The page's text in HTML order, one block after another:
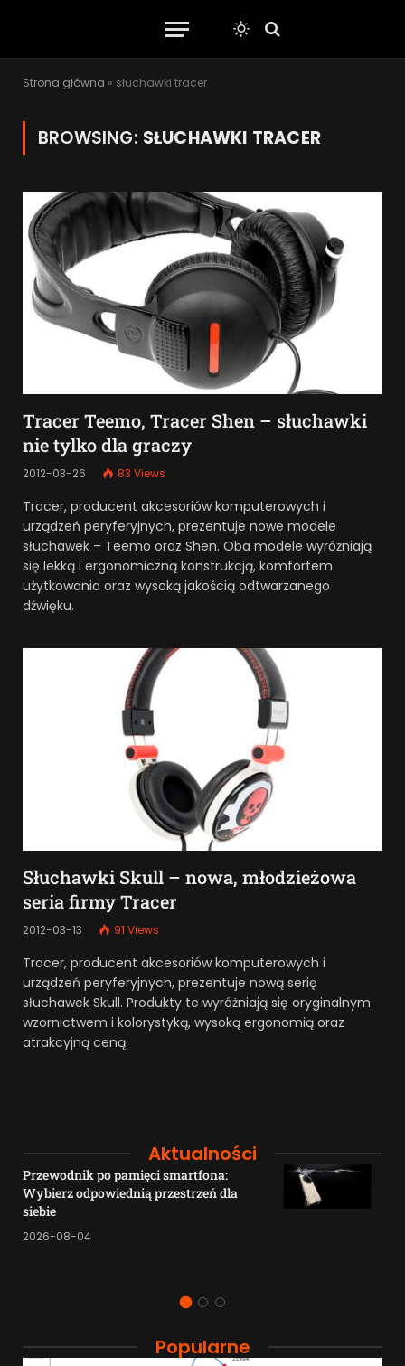
Strona główna » słuchawki tracer
BROWSING: SŁUCHAWKI TRACER
Tracer Teemo, Tracer Shen – słuchawki
nie tylko dla graczy
2012-03-26 83 Views
Tracer, producent akcesoriów komputerowych i
urządzeń peryferyjnych, prezentuje nowe modele
słuchawek – Teemo oraz Shen. Oba modele wyróżniają
się lekką i ergonomiczną konstrukcją, komfortem
użytkowania oraz wysoką jakością odtwarzanego
dźwięku.
Słuchawki Skull – nowa, młodzieżowa
seria firmy Tracer
2012-03-13 91 Views
Tracer, producent akcesoriów komputerowych i
urządzeń peryferyjnych, prezentuje nową serię
słuchawek Skull. Produkty te wyróżniają się oryginalnym
wzornictwem i kolorystyką, wysoką ergonomią oraz
atrakcyjną ceną.
Aktualności
Przewodnik po pamięci smartfona:
Wybierz odpowiednią przestrzeń dla
siebie
2026-08-04
Popularne